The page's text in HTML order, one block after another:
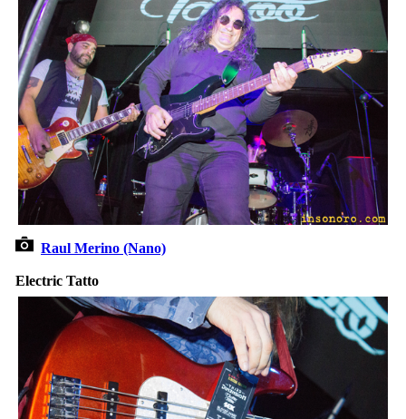
Raul Merino (Nano)
Electric Tatto